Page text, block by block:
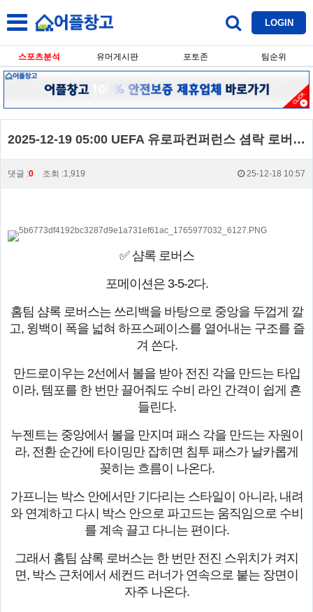
LOGIN
스포츠분석 유머게시판 포토존 팀순위
2025-12-19 05:00 UEFA 유로파컨퍼런스 셤락 로버스 함룬
댓글 :0 조회 :1,919 25-12-18 10:57
✅ 샴록 로버스
포메이션은 3-5-2다.
홈팀 샴록 로버스는 쓰리백을 바탕으로 중앙을 두껍게 깔
고, 윙백이 폭을 넓혀 하프스페이스를 열어내는 구조를 즐
겨 쓴다.
만드로이우는 2선에서 볼을 받아 전진 각을 만드는 타입
이라, 템포를 한 번만 끌어줘도 수비 라인 간격이 쉽게 흔
들린다.
누젠트는 중앙에서 볼을 만지며 패스 각을 만드는 자원이
라, 전환 순간에 타이밍만 잡히면 침투 패스가 날카롭게
꽂히는 흐름이 나온다.
가프니는 박스 안에서만 기다리는 스타일이 아니라, 내려
와 연계하고 다시 박스 안으로 파고드는 움직임으로 수비
를 계속 끌고 다니는 편이다.
그래서 홈팀 샴록 로버스는 한 번만 전진 스위치가 켜지
면, 박스 근처에서 세컨드 러너가 연속으로 붙는 장면이
자주 나온다.